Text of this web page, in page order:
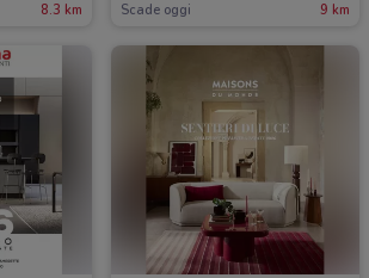
8.3 km Scade oggi 9 km